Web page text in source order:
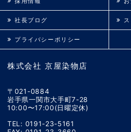
株式会社 京屋染物店
〒021-0884
岩手県一関市大手町7-28
10:00〜17:00(日曜定休)
TEL: 0191-23-5161
社長ブログ
プライバシーポリシー